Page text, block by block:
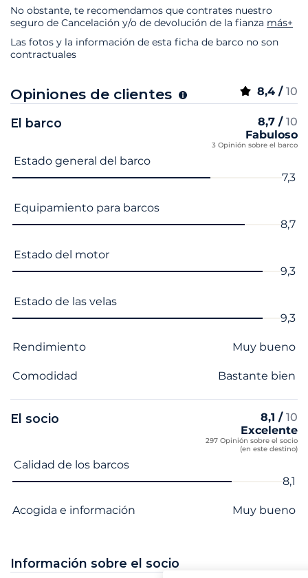
No obstante, te recomendamos que contrates nuestro
seguro de Cancelación y/o de devolución de la fianza más+
Las fotos y la información de esta ficha de barco no son
contractuales
Opiniones de clientes 8,4 / 10
El barco 8,7 / 10
Fabuloso
3 Opinión sobre el barco
Nombre del criterio Nota
Estado general del barco
7,3
Equipamiento para barcos
8,7
Estado del motor
9,3
Estado de las velas
9,3
Rendimiento Muy bueno
Comodidad Bastante bien
El socio 8,1 / 10
Excelente
297 Opinión sobre el socio
(en este destino)
Nombre del criterio
Calidad de los barcos
8,1
Acogida e información Muy bueno
Información sobre el socio